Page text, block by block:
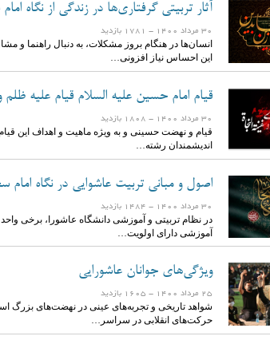
آثار تربیتی گرفتاری‌ها در زندگی از نگاه
30 مرداد 1400 - 1781 بازدید
انسان‌ها در هنگام بروز مشکلات، به دنبال راهنما و
این احساس نیاز افزونی…
قیام امام حسین عليه السلام قیام علیه ظلم
30 مرداد 1400 - 1808 بازدید
قیام و نهضت حسینی و به ویژه ماهیت و اهداف این
اندیشمندان رشته…
اصول و مبانی تربیت عاشوایی در نگاه امام
30 مرداد 1400 - 1484 بازدید
در نظام تربیتی و آموزشی دانشگاه عاشورا، برخی
آموزشی دارای اولویت…
ویژگی‌های جوانان عاشورایی
25 مرداد 1400 - 1605 بازدید
شواهد تاریخی و تجربه‌های عینی در نهضت‌های بزرگ
حرکت‌های انقلابی در سراسر…